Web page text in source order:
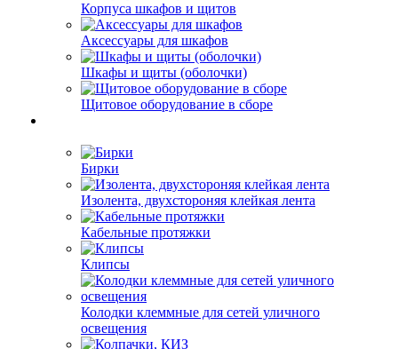
Корпуса шкафов и щитов
Аксессуары для шкафов
Шкафы и щиты (оболочки)
Щитовое оборудование в сборе
Бирки
Изолента, двухстороняя клейкая лента
Кабельные протяжки
Клипсы
Колодки клеммные для сетей уличного
освещения